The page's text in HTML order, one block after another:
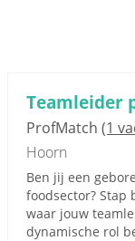
Teamleider
ProfMatch (1
Hoorn
Ben jij een
foodsector? Stap
waar jouw
dynamische rol